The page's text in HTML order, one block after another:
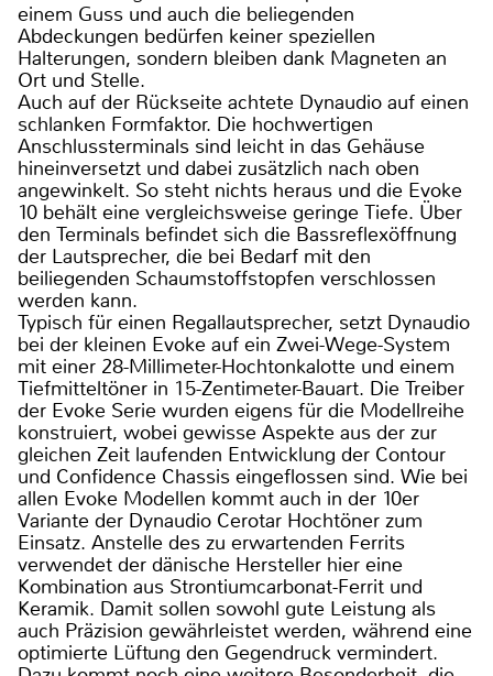
einem Guss und auch die beliegenden
Abdeckungen bedürfen keiner speziellen
Halterungen, sondern bleiben dank Magneten an
Ort und Stelle.
Auch auf der Rückseite achtete Dynaudio auf einen
schlanken Formfaktor. Die hochwertigen
Anschlussterminals sind leicht in das Gehäuse
hineinversetzt und dabei zusätzlich nach oben
angewinkelt. So steht nichts heraus und die Evoke
10 behält eine vergleichsweise geringe Tiefe. Über
den Terminals befindet sich die Bassreflexöffnung
der Lautsprecher, die bei Bedarf mit den
beiliegenden Schaumstoffstopfen verschlossen
werden kann.
Typisch für einen Regallautsprecher, setzt Dynaudio
bei der kleinen Evoke auf ein Zwei-Wege-System
mit einer 28-Millimeter-Hochtonkalotte und einem
Tiefmitteltöner in 15-Zentimeter-Bauart. Die Treiber
der Evoke Serie wurden eigens für die Modellreihe
konstruiert, wobei gewisse Aspekte aus der zur
gleichen Zeit laufenden Entwicklung der Contour
und Confidence Chassis eingeflossen sind. Wie bei
allen Evoke Modellen kommt auch in der 10er
Variante der Dynaudio Cerotar Hochtöner zum
Einsatz. Anstelle des zu erwartenden Ferrits
verwendet der dänische Hersteller hier eine
Kombination aus Strontiumcarbonat-Ferrit und
Keramik. Damit sollen sowohl gute Leistung als
auch Präzision gewährleistet werden, während eine
optimierte Lüftung den Gegendruck vermindert.